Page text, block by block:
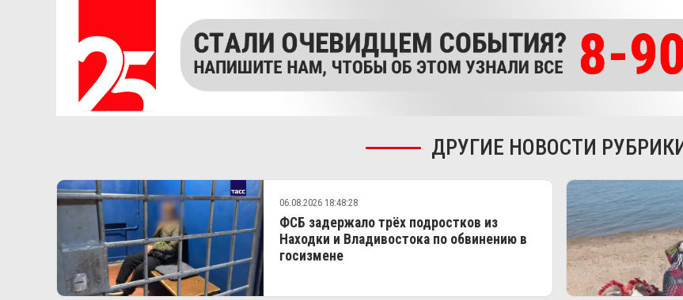
ДРУГИЕ НОВОСТИ
06.08.2026 18:48:28
ФСБ задержало трёх подростков из
Находки и Владивостока по обвинению в
госизмене